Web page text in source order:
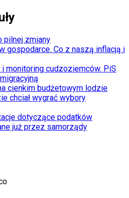
pilnej zmiany
gospodarce. Co z naszą inflacją i
i monitoring cudzoziemców. PiS
cienkim budżetowym lodzie
chciał wygrać wybory
dotyczące podatków
już przez samorządy